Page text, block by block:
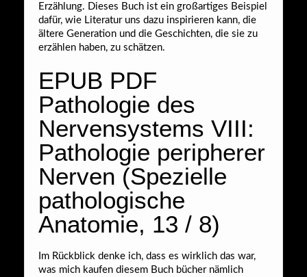
Erzählung. Dieses Buch ist ein großartiges Beispiel
dafür, wie Literatur uns dazu inspirieren kann, die
ältere Generation und die Geschichten, die sie zu
erzählen haben, zu schätzen.
EPUB PDF
Pathologie des
Nervensystems VIII:
Pathologie peripherer
Nerven (Spezielle
pathologische
Anatomie, 13 / 8)
Im Rückblick denke ich, dass es wirklich das war,
was mich kaufen diesem Buch bücher nämlich